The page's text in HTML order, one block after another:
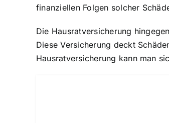
finanziellen Folgen solcher
Die Hausratversicherung
Diese Versicherung deckt
Hausratversicherung kann man